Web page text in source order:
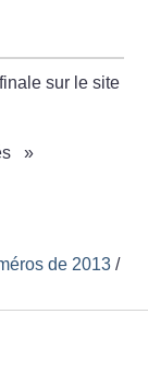
sur le site
»
de 2013 /